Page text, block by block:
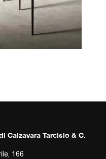
Calzavara Tarcisio & C.
166